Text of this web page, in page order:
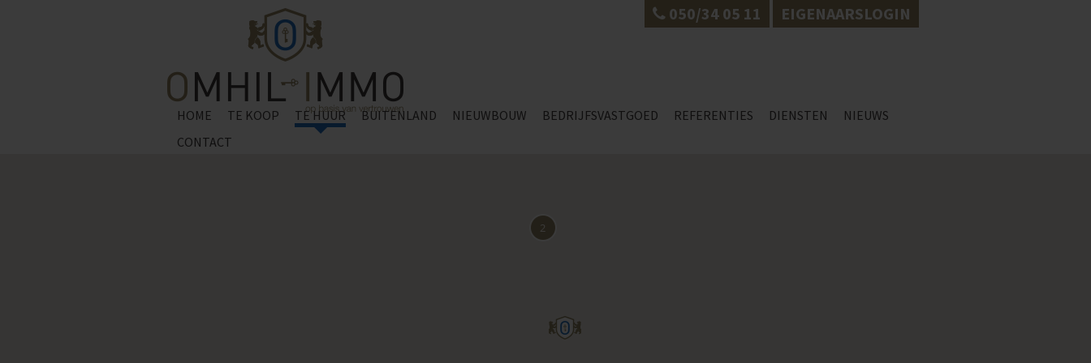
050/34 05 11 EIGENAARSLOGIN
HOME TE KOOP TE HUUR BUITENLAND NIEUWBOUW BEDRIJFSVASTGOED REFERENTIES DIENSTEN
NIEUWS
CONTACT
2